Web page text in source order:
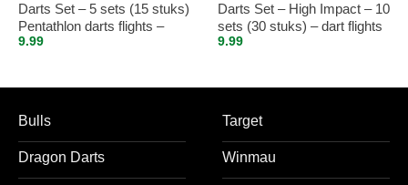
Darts Set – 5 sets (15 stuks)
Pentathlon darts flights –
super stevig – zwart – incl. 5
9.99
Darts Set – High Impact – 10
sets (30 stuks) – dart flights
– Clear/Doorzichtig
9.99
Bulls
Dragon Darts
Target
Winmau